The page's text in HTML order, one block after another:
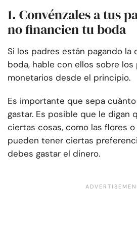
1. Convénzales a tus
no financien tu boda
Si los padres están pagando la
boda, hable con ellos sobre los
monetarios desde el principio.
Es importante que sepa
gastar. Es posible que le digan
ciertas cosas, como las flores o
pueden tener ciertas
debes gastar el dinero.